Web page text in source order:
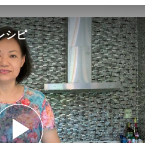
真実を知ってください：
ユナイテッド･フォー･ヒ
ツ
市民の人権擁護の会
サイエントロジー･ボラン
スター
初級